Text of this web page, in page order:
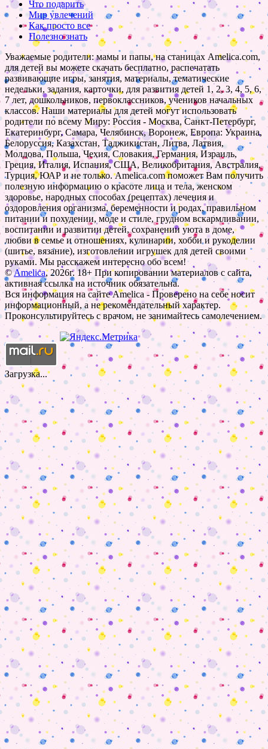
Что подарить
Мир увлечений
Как просто все
Полезно знать
Уважаемые родители: мамы и папы, на станицах Amelica.com,
для детей вы можете скачать бесплатно, распечатать
развивающие игры, занятия, материалы, тематические
недельки, задания, карточки, для развития детей 1, 2, 3, 4, 5, 6,
7 лет, дошкольников, первоклассников, учеников начальных
классов. Наши материалы для детей могут использовать
родители по всему Миру: Россия - Москва, Санкт-Петербург,
Екатеринбург, Самара, Челябинск, Воронеж, Европа: Украина,
Белоруссия, Казахстан, Таджикистан, Литва, Латвия,
Молдова, Польша, Чехия, Словакия, Германия, Израиль,
Греция, Италия, Испания, США, Великобритания, Австралия,
Турция, ЮАР и не только. Amelica.com поможет Вам получить
полезную информацию о красоте лица и тела, женском
здоровье, народных способах (рецептах) лечения и
оздоровления организма, беременности и родах, правильном
питании и похудении, моде и стиле, грудном вскармливании,
воспитании и развитии детей, сохранении уюта в доме,
любви в семье и отношениях, кулинарии, хобби и рукоделии
(шитье, вязание), изготовлении игрушек для детей своими
руками. Мы расскажем интересно обо всем!
©Amelica, 2026г. 18+ При копировании материалов с сайта,
активная ссылка на источник обязательна.
Вся информация на сайте Amelica - Проверено на себе носит
информационный, а не рекомендательный характер.
Проконсультируйтесь с врачом, не занимайтесь самолечением.
Загрузка...